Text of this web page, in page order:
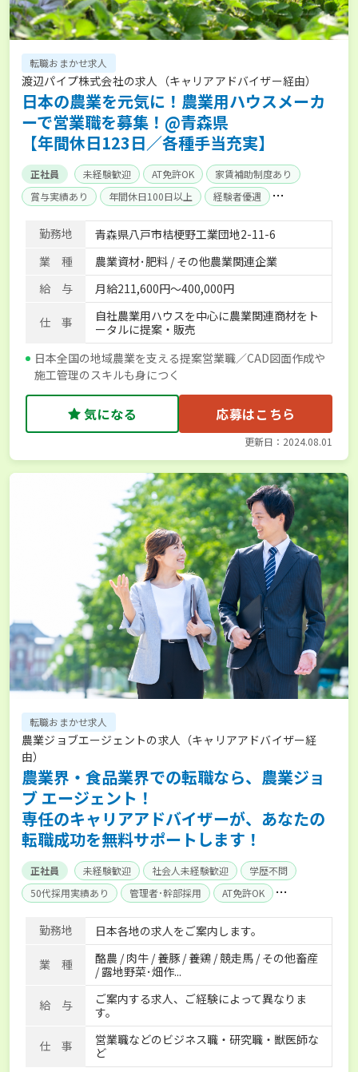
転職おまかせ求人
渡辺パイプ株式会社の求人（キャリアアドバイザー経由）
日本の農業を元気に！農業用ハウスメーカ
ーで営業職を募集！@青森県
【年間休日123日／各種手当充実】
正社員 未経験歓迎 AT免許OK
家賃補助制度あり
賞与実績あり
年間休日100日以上
経験者優遇
産休･育休取得実績あり
社会保険完備 単身寮あり
勤務地
青森県八戸市桔梗野工業団地2-11-6
業 種
農業資材･肥料 / その他農業関連企業
給 与
月給211,600円～400,000円
仕 事
自社農業用ハウスを中心に農業関連商材をト
ータルに提案・販売
日本全国の地域農業を支える提案営業職／CAD図面作成や
施工管理のスキルも身につく
気になる 応募はこちら
更新日：2024.08.01
転職おまかせ求人
農業ジョブエージェントの求人（キャリアアドバイザー経
由）
農業界・食品業界での転職なら、農業ジョ
ブ エージェント！
専任のキャリアアドバイザーが、あなたの
転職成功を無料サポートします！
正社員 未経験歓迎 社会人未経験歓迎
学歴不問
50代採用実績あり
管理者･幹部採用
AT免許OK
家賃補助制度あり
食事補助あり
残業月20時間以内
賞与実績あり
年間休日100日以上
経験者優遇
独立支援可能
社会保険完備 単身寮あり
世帯寮あり
寮･社宅相談可
勤務地 日本各地の求人をご案内します。
業 種
酪農 / 肉牛 / 養豚 / 養鶏 / 競走馬 / その他畜産
/ 露地野菜･畑作...
給 与
ご案内する求人、ご経験によって異なりま
す。
仕 事
営業職などのビジネス職・研究職・獣医師な
ど